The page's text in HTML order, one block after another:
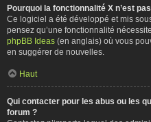
Pourquoi la fonctionnalité X n’est
Ce logiciel a été développé et mis
pensez qu’une fonctionnalité
phpBB Ideas (en anglais) où vous
en suggérer de nouvelles.
Haut
Qui contacter pour les abus ou les
forum ?